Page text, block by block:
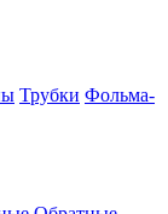
Трубки Фольма-